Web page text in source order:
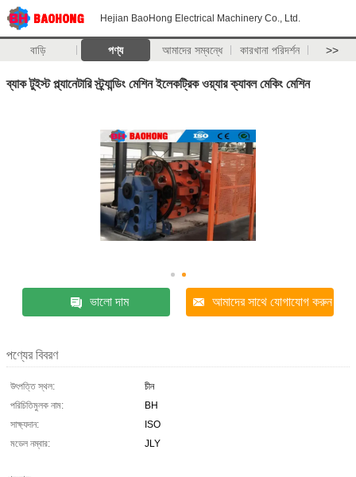
Hejian BaoHong Electrical Machinery Co., Ltd.
বাড়ি পণ্য আমাদের সম্বন্ধে কারখানা পরিদর্শন >>
ব্যাক টুইস্ট প্ল্যানেটারি স্ট্র্যান্ডিং মেশিন ইলেকট্রিক ওয়্যার ক্যাবল মেকিং মেশিন
ভালো দাম আমাদের সাথে যোগাযোগ করুন
পণ্যের বিবরণ
উৎপত্তি স্থল:
চীন
পরিচিতিমুলক নাম:
BH
সাক্ষ্যদান:
ISO
মডেল নম্বার:
JLY